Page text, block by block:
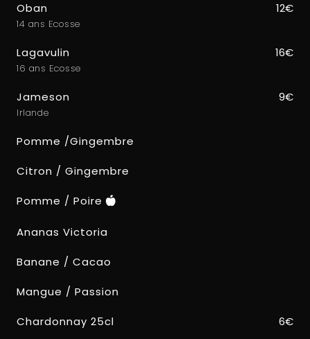
Oban
14 ans Ecosse
12€
Lagavulin
16 ans Ecosse
16€
Jameson
Irlande
9€
Pomme /Gingembre
Citron / Gingembre
Pomme / Poire
Ananas Victoria
Banane / Cacao
Mangue / Passion
Chardonnay 25cl 6€